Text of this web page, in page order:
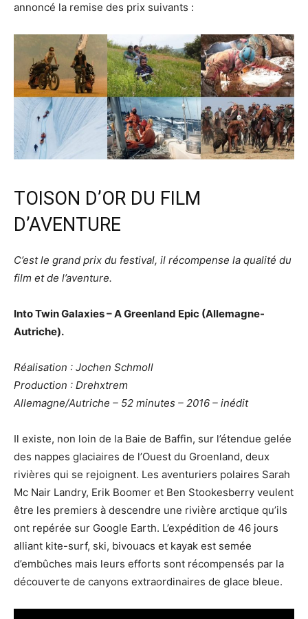
annoncé la remise des prix suivants :
TOISON D’OR DU FILM
D’AVENTURE
C’est le grand prix du festival, il récompense la qualité du
film et de l’aventure.
Into Twin Galaxies – A Greenland Epic (Allemagne-
Autriche).
Réalisation : Jochen Schmoll
Production : Drehxtrem
Allemagne/Autriche – 52 minutes – 2016 – inédit
Il existe, non loin de la Baie de Baffin, sur l’étendue gelée
des nappes glaciaires de l’Ouest du Groenland, deux
rivières qui se rejoignent. Les aventuriers polaires Sarah
Mc Nair Landry, Erik Boomer et Ben Stookesberry veulent
être les premiers à descendre une rivière arctique qu’ils
ont repérée sur Google Earth. L’expédition de 46 jours
alliant kite-surf, ski, bivouacs et kayak est semée
d’embûches mais leurs efforts sont récompensés par la
découverte de canyons extraordinaires de glace bleue.